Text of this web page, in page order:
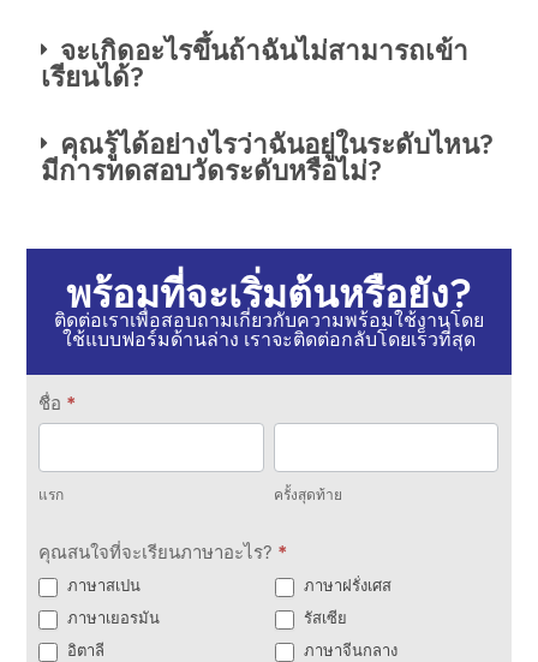
จะเกิดอะไรขึ้นถ้าฉันไม่สามารถเข้า
เรียนได้?
คุณรู้ได้อย่างไรว่าฉันอยู่ในระดับไหน?
มีการทดสอบวัดระดับหรือไม่?
พร้อมที่จะเริ่มต้นหรือยัง?
ติดต่อเราเพื่อสอบถามเกี่ยวกับความพร้อมใช้งานโดย
ใช้แบบฟอร์มด้านล่าง เราจะติดต่อกลับโดยเร็วที่สุด
ติดต่อ
เรา
ชื่อ *
แรก
สุดท้าย
ครั้งสุดท้าย
คุณสนใจที่จะเรียนภาษาอะไร? *
ภาษาสเปน
ภาษาฝรั่งเศส
ภาษาเยอรมัน
รัสเซีย
อิตาลี
ภาษาจีนกลาง